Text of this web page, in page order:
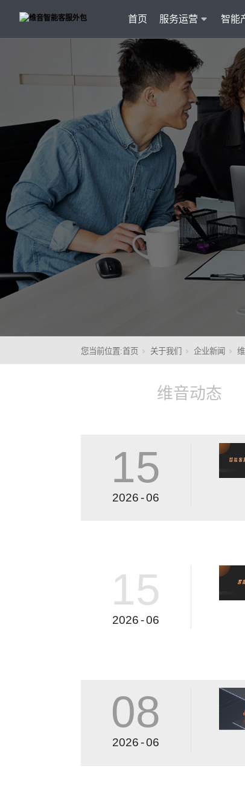
首页 服务运营 智能
维音产品矩阵
· 产品融入维音20余行业服务经验
· 专属技术顾问进行1对1服务
· 丰富的定制化开发交付案例
您当前位置:首页 关于我们 企业新闻
维音动态
15
2026 -06
15
2026 -06
08
2026 -06